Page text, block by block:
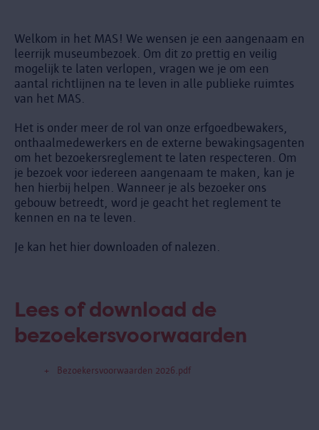
Welkom in het MAS! We wensen je een aangenaam en
leerrijk museumbezoek. Om dit zo prettig en veilig
mogelijk te laten verlopen, vragen we je om een
aantal richtlijnen na te leven in alle publieke ruimtes
van het MAS.
Het is onder meer de rol van onze erfgoedbewakers,
onthaalmedewerkers en de externe bewakingsagenten
om het bezoekersreglement te laten respecteren. Om
je bezoek voor iedereen aangenaam te maken, kan je
hen hierbij helpen. Wanneer je als bezoeker ons
gebouw betreedt, word je geacht het reglement te
kennen en na te leven.
Je kan het hier downloaden of nalezen.
Lees of download de
bezoekersvoorwaarden
Bezoekersvoorwaarden 2026.pdf